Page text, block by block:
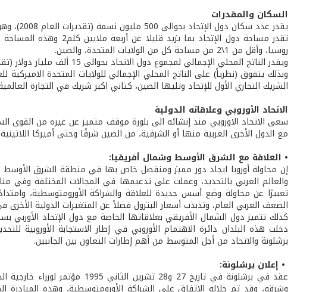
السكان والمقدرات
يقدر عدد سكان دول الإتحاد بحوالى 500 مليون نسمة (تقديرات العام 2008)، وهو ثالث مجموعة بشرية بعد الصين والهند.
روسيا، وأقل من 1\2 من مساحة كل من الولايات المتحدة، والصين.
ويقدر الناتج المحلي الإجمالي لمجموع دول الاتحاد بحوالى 15 ألف مليار دولار (تقديرات 2007).
الشريك التجاري الأول للإتحاد وتليها الصين، كثاني اكبر شريك في التجارة
الاتحاد الأوروبي وعلاقاته الدولية
سعى الاتحاد الاوروبي منذ إنشائه الى بلورة موقف متميز عن غيره من القوى
مع الدول الأخرى الغربية منها أو الشرقية، من الصين شرقًا وحتى أميركا
• العلاقة مع الشرق الأوسط وشمال أفريقيا:
إن محاولة أوروبا ايجاد دور مميز ومنفصل خاص بها في منطقة الشرق
تعبيرًا عن محاولة وضع أسس جديدة للعلاقة والشراكة الأورومتوسطية،
الضعف العربي العام، وتذبذب أسعار البترول فضلاً عن المتغيرات الدولية الأخرى
كذلك تتميز دول الشمال الأفريقي بعلاقاتها الخاصة مع دول الإتحاد الأوربي
دخلت هذه البلدان دائرة الاهتمام الأوروبي في إطار الاستجابة الأوروبية
برشلونة والاتحاد من أجل المتوسط من أهم إطارات التعاون بين الجانبين.
• إعلان برشلونة:
عقد في برشلونة في تاريخ 27 و28